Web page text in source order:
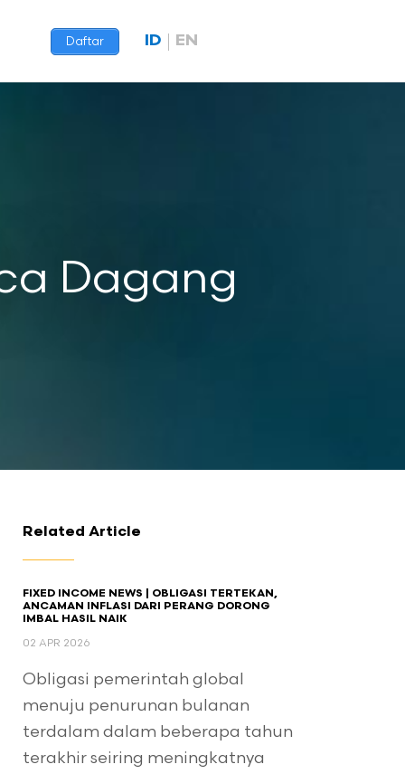
Daftar ID EN
Dagang
Related Article
FIXED INCOME NEWS | OBLIGASI TERTEKAN,
ANCAMAN INFLASI DARI PERANG DORONG
IMBAL HASIL NAIK
02 APR 2026
Obligasi pemerintah global
menuju penurunan bulanan
terdalam dalam beberapa tahun
terakhir seiring meningkatnya